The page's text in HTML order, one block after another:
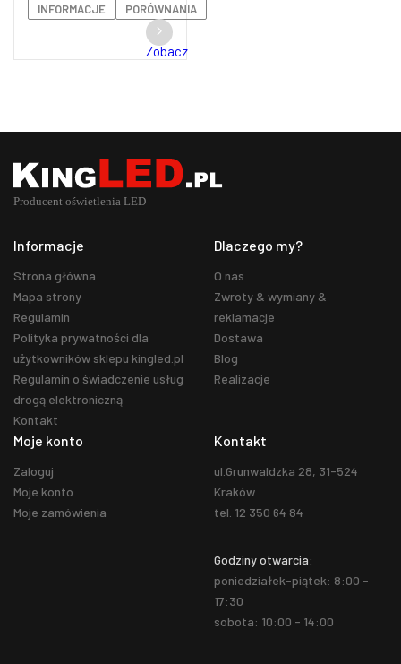
INFORMACJE PORÓWNANIA
Zobacz
Informacje
Strona główna
Mapa strony
Regulamin
Polityka prywatności dla
użytkowników sklepu kingled.pl
Regulamin o świadczenie usług
drogą elektroniczną
Kontakt
Dlaczego my?
O nas
Zwroty & wymiany &
reklamacje
Dostawa
Blog
Realizacje
Moje konto
Zaloguj
Moje konto
Moje zamówienia
Kontakt
ul.Grunwaldzka 28, 31-524
Kraków
tel. 12 350 64 84
Godziny otwarcia:
poniedziałek-piątek: 8:00 -
17:30
sobota: 10:00 - 14:00